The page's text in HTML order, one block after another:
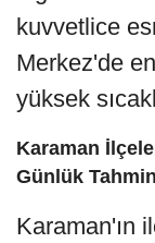
kuvvetlice
Merkez'de
yüksek
Karaman
Günlük Tahmin
Karaman'ın